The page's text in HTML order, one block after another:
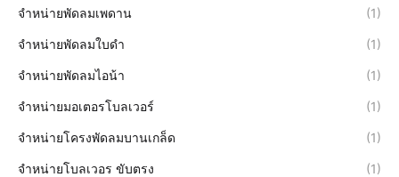
จำหน่ายพัดลมเพดาน (1)
จำหน่ายพัดลมใบดำ (1)
จำหน่ายพัดลมไอน้า (1)
จำหน่ายมอเตอรโบลเวอร์ (1)
จำหน่ายโครงพัดลมบานเกล็ด (1)
จำหน่ายโบลเวอร ขับตรง (1)